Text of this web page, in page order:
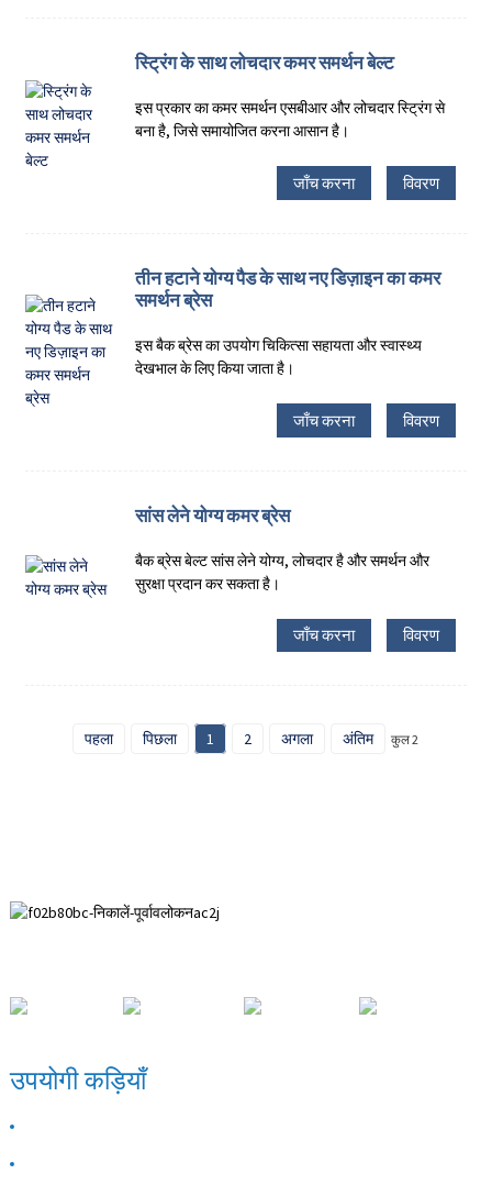
स्ट्रिंग के साथ लोचदार कमर समर्थन बेल्ट
इस प्रकार का कमर समर्थन एसबीआर और लोचदार स्ट्रिंग से
बना है, जिसे समायोजित करना आसान है।
जाँच करना विवरण
तीन हटाने योग्य पैड के साथ नए डिज़ाइन का कमर
समर्थन ब्रेस
इस बैक ब्रेस का उपयोग चिकित्सा सहायता और स्वास्थ्य
देखभाल के लिए किया जाता है।
जाँच करना विवरण
सांस लेने योग्य कमर ब्रेस
बैक ब्रेस बेल्ट सांस लेने योग्य, लोचदार है और समर्थन और
सुरक्षा प्रदान कर सकता है।
जाँच करना विवरण
पहला पिछला 1 2 अगला अंतिम कुल 2
उपयोगी कड़ियाँ